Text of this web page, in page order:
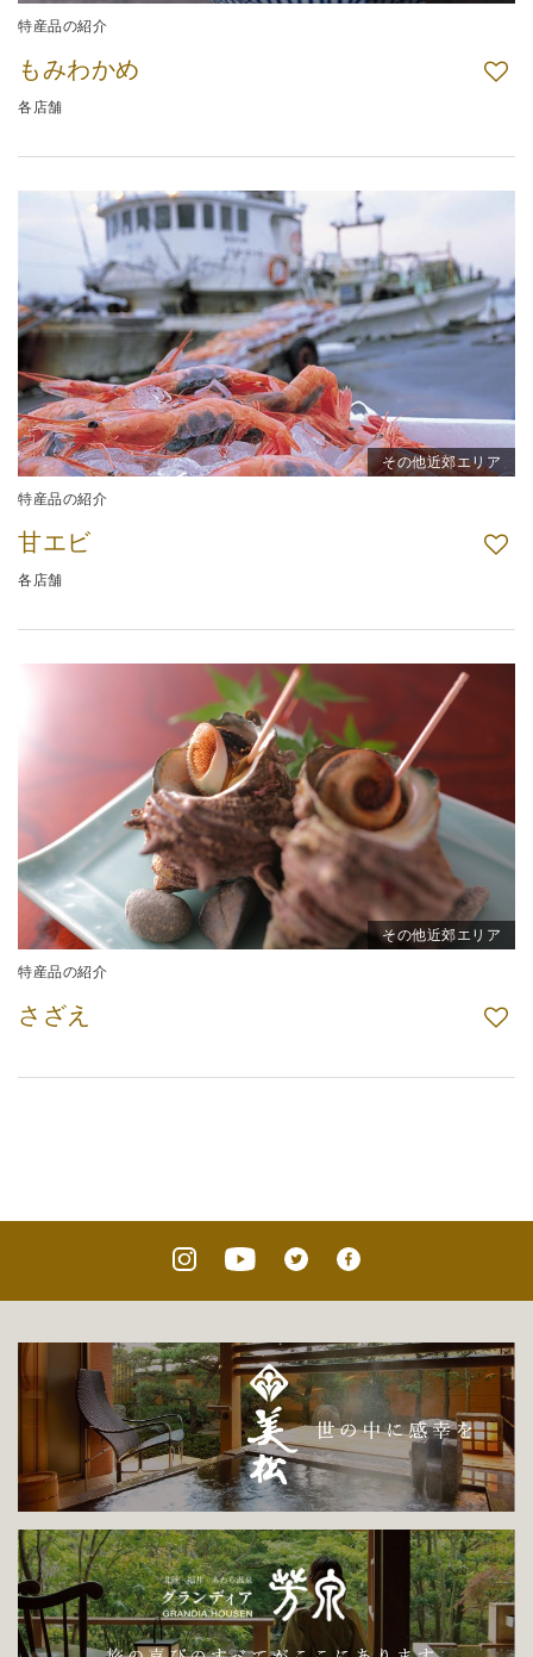
特産品の紹介
もみわかめ
各店舗
その他近郊エリア
特産品の紹介
甘エビ
各店舗
その他近郊エリア
特産品の紹介
さざえ